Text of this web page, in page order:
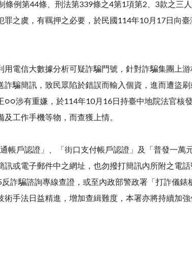
條例第44條、刑法第339條之4第1項第2、 3款之三
之虞，有羈押之必要，於民國 114年10月 17日向
信大數據分析可疑詐騙門號，針對詐騙集團上游
騙簡訊，致民眾陷於錯誤而輸入個資，進而遭盜
○○涉有重嫌，於114年10月 16日持臺中地院法官核
工作手機等物，而查獲上情。
帳戶認證」、「街口支付帳戶認證」及「普發一萬
或電子郵件中之網址，也勿撥打簡訊內所附之電
反詐騙諮詢專線查證，或至內政部警政署「打詐儀錶
手法日益精進，增加查緝難度，本署亦將持續加